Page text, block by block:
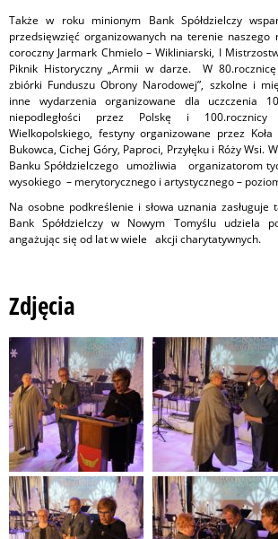
Także w roku minionym Bank Spółdzielczy
przedsięwzięć organizowanych na terenie
coroczny Jarmark Chmielo – Wikliniarski, I
Piknik Historyczny „Armii w darze. W
zbiórki Funduszu Obrony Narodowej”, szkolne i
inne wydarzenia organizowane dla uczczenia
niepodległości przez Polskę i 100.rocznicy
Wielkopolskiego, festyny organizowane przez
Bukowca, Cichej Góry, Paproci, Przyłęku i Róży Wsi.
Banku Spółdzielczego umożliwia organizatorom
wysokiego – merytorycznego i artystycznego –
Na osobne podkreślenie i słowa uznania zasługuje
Bank Spółdzielczy w Nowym Tomyślu udziela
angażując się od lat w wiele akcji charytatywnych.
Zdjęcia